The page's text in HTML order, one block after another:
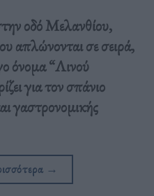
οδό Μελανθίου,
απλώνονται σε σειρά,
όνομα “Λινού
για τον σπάνιο
γαστρονομικής
→